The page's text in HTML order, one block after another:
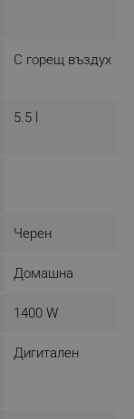
С горещ въздух
5.5 l
Черен
Домашна
1400 W
Дигитален
на
Домейн
.alleop.bg